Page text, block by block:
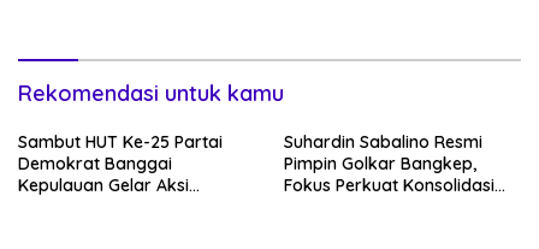
Rekomendasi untuk kamu
Sambut HUT Ke-25 Partai
Demokrat Banggai
Kepulauan Gelar Aksi
Suhardin Sabalino Resmi
Pimpin Golkar Bangkep,
Fokus Perkuat Konsolidasi